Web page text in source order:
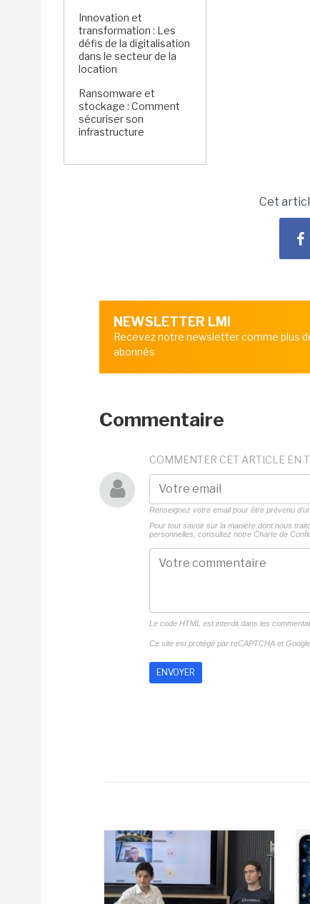
Innovation et
transformation : Les
défis de la digitalisation
dans le secteur de la
location
Ransomware et
stockage : Comment
sécuriser son
infrastructure
Cet
NEWSLETTER LMI
Recevez notre newsletter comme plus
abonnés
Commentaire
COMMENTER CET ARTICLE EN
Renseignez votre email pour être prévenu
Pour tout savoir sur la manière dont nous
personnelles, consultez notre Charte de
Le code HTML est interdit dans les
Ce site est protégé par reCAPTCHA et